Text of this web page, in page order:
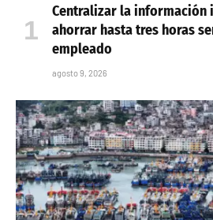
Centralizar la información
ahorrar hasta tres horas
empleado
agosto 9, 2026